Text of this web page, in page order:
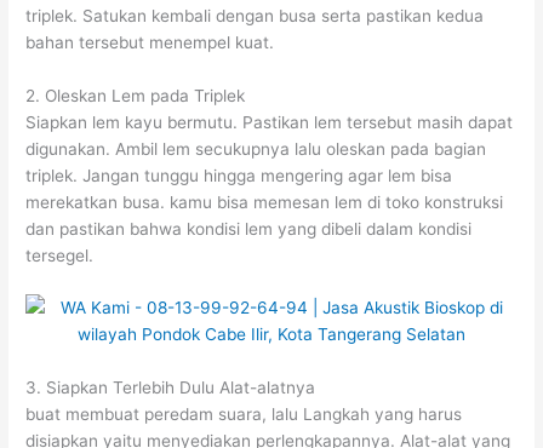
triplek. Satukan kembali dengan busa serta pastikan kedua
bahan tersebut menempel kuat.
2. Oleskan Lem pada Triplek
Siapkan lem kayu bermutu. Pastikan lem tersebut masih dapat
digunakan. Ambil lem secukupnya lalu oleskan pada bagian
triplek. Jangan tunggu hingga mengering agar lem bisa
merekatkan busa. kamu bisa memesan lem di toko konstruksi
dan pastikan bahwa kondisi lem yang dibeli dalam kondisi
tersegel.
3. Siapkan Terlebih Dulu Alat-alatnya
buat membuat peredam suara, lalu Langkah yang harus
disiapkan yaitu menyediakan perlengkapannya. Alat-alat yang